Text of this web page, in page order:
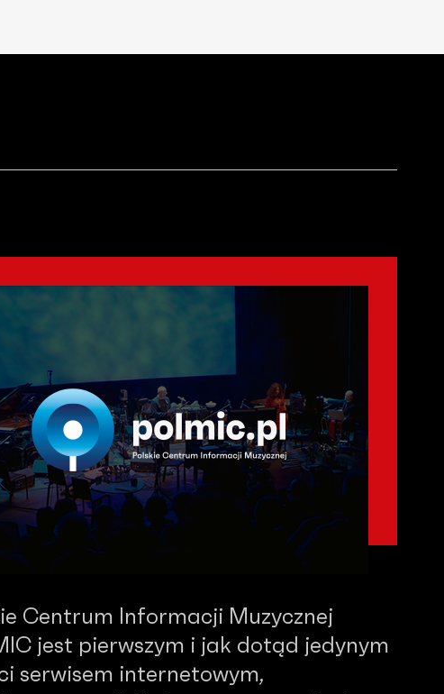
Centrum Informacji Muzycznej
jest pierwszym i jak dotąd jedynym
serwisem internetowym,